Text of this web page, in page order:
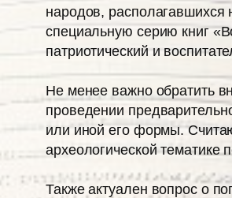
народов, располагавшихся
специальную серию книг
патриотический и
Не менее важно обратить
проведении
или иной его формы.
археологической тематике
Также актуален вопрос о